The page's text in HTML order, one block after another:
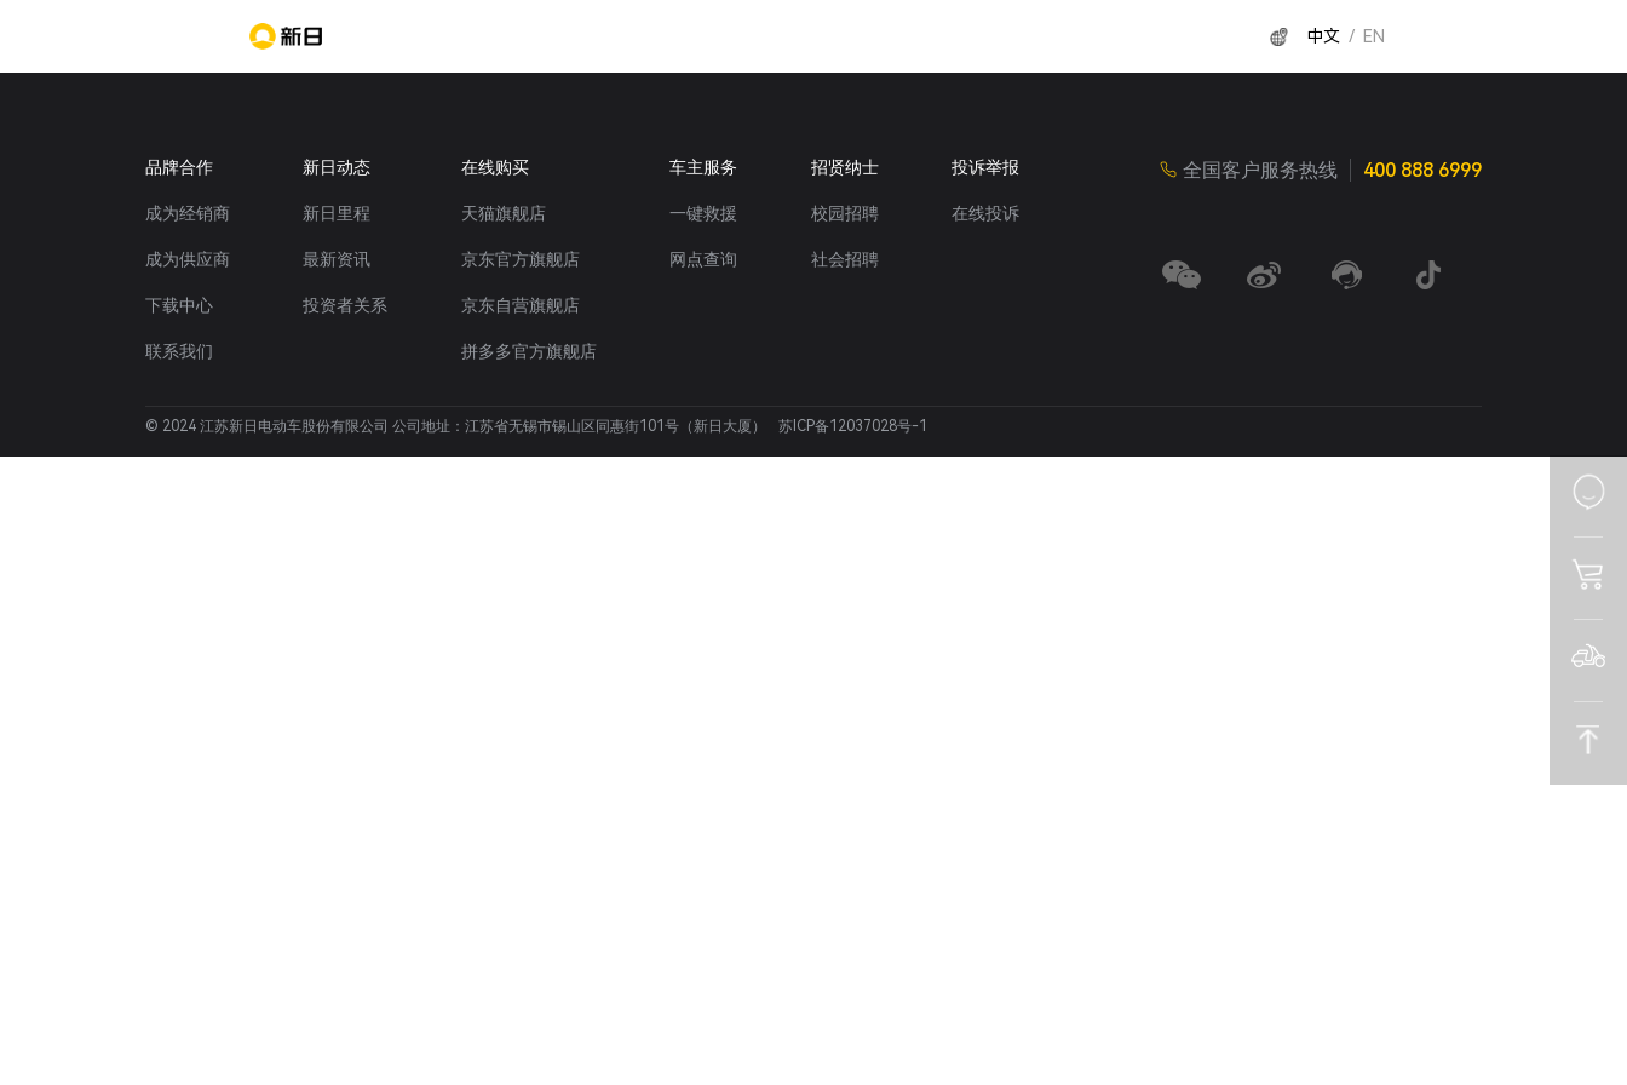
中文 / EN
品牌合作
成为经销商
成为供应商
下载中心
联系我们
新日动态
新日里程
最新资讯
投资者关系
在线购买
天猫旗舰店
京东官方旗舰店
京东自营旗舰店
拼多多官方旗舰店
车主服务
一键救援
网点查询
招贤纳士
校园招聘
社会招聘
投诉举报
在线投诉
全国客户服务热线 400 888 6999
© 2024 江苏新日电动车股份有限公司 公司地址：江苏省无锡市锡山区同惠街101号（新日大厦） 苏ICP备12037028号-1